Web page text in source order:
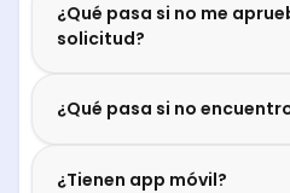
¿Qué pasa si no me
solicitud?
¿Qué pasa si no
¿Tienen app móvil?